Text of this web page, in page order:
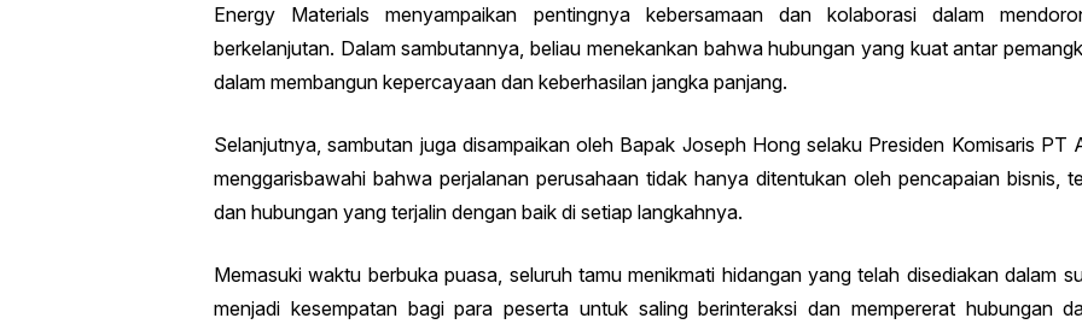
Energy Materials menyampaikan pentingnya kebersamaan dan kolaborasi dalam
berkelanjutan. Dalam sambutannya, beliau menekankan bahwa hubungan yang kuat antar
dalam membangun kepercayaan dan keberhasilan jangka panjang.
Selanjutnya, sambutan juga disampaikan oleh Bapak Joseph Hong selaku Presiden Komisaris PT
menggarisbawahi bahwa perjalanan perusahaan tidak hanya ditentukan oleh pencapaian bisnis,
dan hubungan yang terjalin dengan baik di setiap langkahnya.
Memasuki waktu berbuka puasa, seluruh tamu menikmati hidangan yang telah disediakan dalam
menjadi kesempatan bagi para peserta untuk saling berinteraksi dan mempererat hubungan